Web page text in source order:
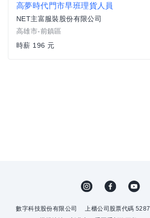
高夢時代門市早班理貨人員
NET主富服裝股份有限公司
高雄市-前鎮區
時薪 196 元
數字科技股份有限公司 上櫃公司股票代碼 5287